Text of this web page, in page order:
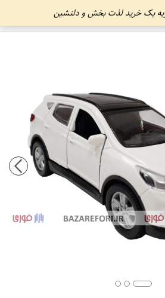
یک خرید لذت بخش و دلنشین